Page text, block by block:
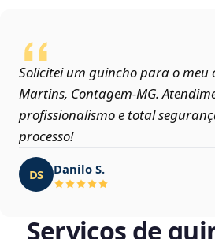
Solicitei um guincho para o meu
Martins, Contagem‑MG.
profissionalismo e total
processo!
DS Danilo S.
Serviços de